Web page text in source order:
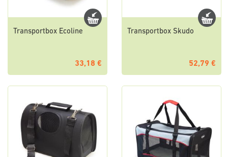
Transportbox Ecoline
33,18 €
Transportbox Skudo
52,79 €